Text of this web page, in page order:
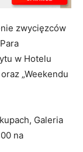
zwycięzców
w Hotelu
„Weekendu
Galeria
na